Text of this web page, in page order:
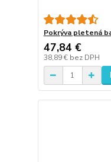
Pokrýva pletená
47,84 €
38,89 € bez DPH